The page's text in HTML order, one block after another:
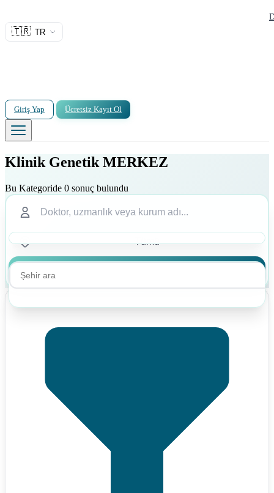
🇹🇷 TR
Giriş Yap Ücretsiz Kayıt Ol
Klinik Genetik MERKEZ
Bu Kategoride 0 sonuç bulundu